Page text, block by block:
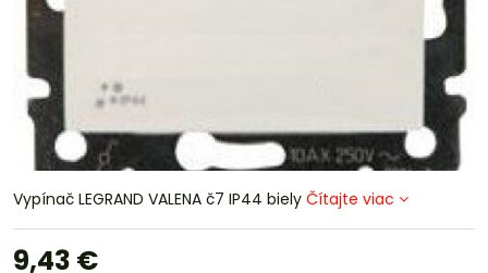
Vypínač LEGRAND VALENA č7 IP44 biely Čítajte viac
9,43 €